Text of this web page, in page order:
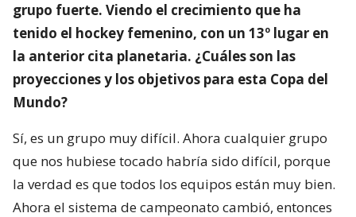
grupo fuerte. Viendo el crecimiento que ha
tenido el hockey femenino, con un 13º lugar en
la anterior cita planetaria. ¿Cuáles son las
proyecciones y los objetivos para esta Copa del
Mundo?
Sí, es un grupo muy difícil. Ahora cualquier grupo
que nos hubiese tocado habría sido difícil, porque
la verdad es que todos los equipos están muy bien.
Ahora el sistema de campeonato cambió, entonces